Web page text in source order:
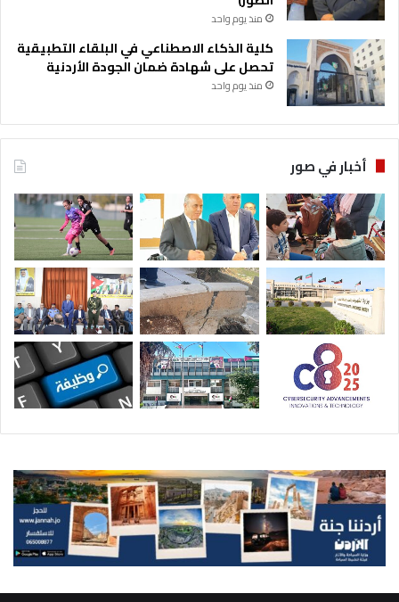
منذ يوم واحد
كلية الذكاء الاصطناعي في البلقاء التطبيقية
تحصل على شهادة ضمان الجودة الأردنية
منذ يوم واحد
أخبار في صور